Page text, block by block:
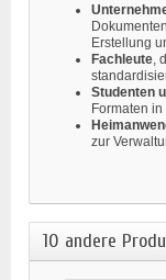
Erstellung
Fachleute ,
Studenten
Formaten
zur
10 andere